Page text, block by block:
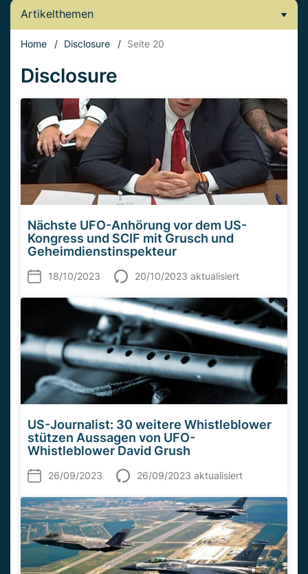
Artikelthemen
Home / Disclosure / Seite 20
Disclosure
Nächste UFO-Anhörung vor dem US-
Kongress und SCIF mit Grusch und
Geheimdienstinspekteur
18/10/2023 20/10/2023 aktualisiert
US-Journalist: 30 weitere Whistleblower
stützen Aussagen von UFO-
Whistleblower David Grush
26/09/2023 26/09/2023 aktualisiert